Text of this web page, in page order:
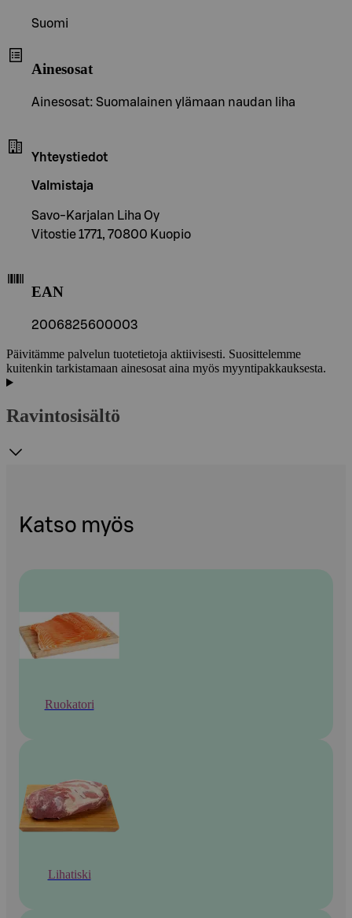
Suomi
Ainesosat
Ainesosat: Suomalainen ylämaan naudan liha
Yhteystiedot
Valmistaja
Savo-Karjalan Liha Oy
Vitostie 1771, 70800 Kuopio
EAN
2006825600003
Päivitämme palvelun tuotetietoja aktiivisesti. Suosittelemme
kuitenkin tarkistamaan ainesosat aina myös myyntipakkauksesta.
Ravintosisältö
Katso myös
Ruokatori
Lihatiski